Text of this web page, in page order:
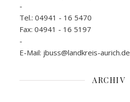
-
Tel.: 04941 - 16 5470
Fax: 04941 - 16 5197
-
E-Mail: jbuss@landkreis-aurich.de
ARCHIV